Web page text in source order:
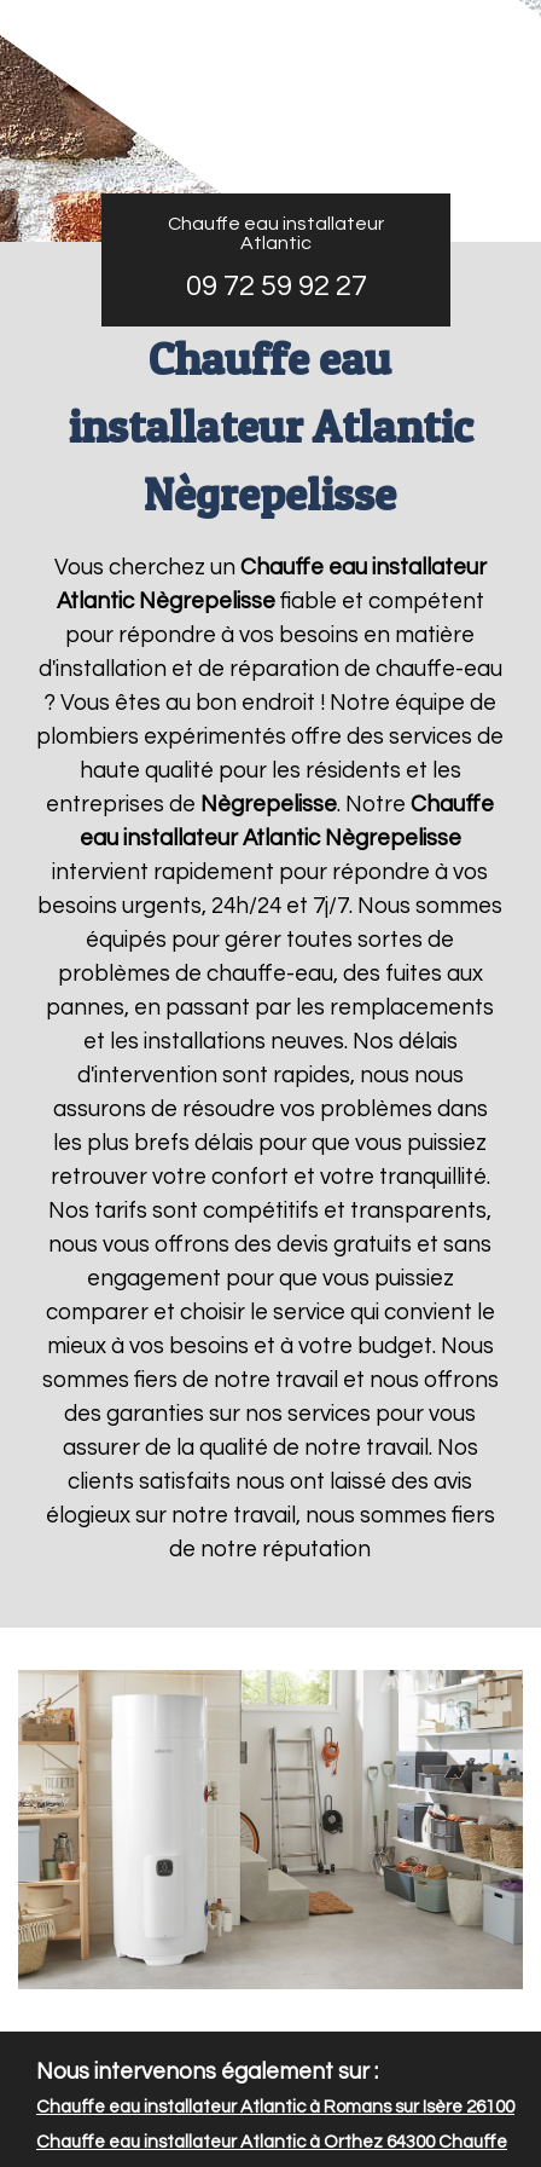
Chauffe eau installateur
Atlantic
09 72 59 92 27
Chauffe eau
installateur Atlantic
Nègrepelisse
Vous cherchez un Chauffe eau installateur
Atlantic Nègrepelissefiable et compétent
pour répondre à vos besoins en matière
d'installation et de réparation de chauffe-eau
? Vous êtes au bon endroit ! Notre équipe de
plombiers expérimentés offre des services de
haute qualité pour les résidents et les
entreprises de Nègrepelisse. NotreChauffe
eau installateur Atlantic Nègrepelisse
intervient rapidement pour répondre à vos
besoins urgents, 24h/24 et 7j/7. Nous sommes
équipés pour gérer toutes sortes de
problèmes de chauffe-eau, des fuites aux
pannes, en passant par les remplacements
et les installations neuves. Nos délais
d'intervention sont rapides, nous nous
assurons de résoudre vos problèmes dans
les plus brefs délais pour que vous puissiez
retrouver votre confort et votre tranquillité.
Nos tarifs sont compétitifs et transparents,
nous vous offrons des devis gratuits et sans
engagement pour que vous puissiez
comparer et choisir le service qui convient le
mieux à vos besoins et à votre budget. Nous
sommes fiers de notre travail et nous offrons
des garanties sur nos services pour vous
assurer de la qualité de notre travail. Nos
clients satisfaits nous ont laissé des avis
élogieux sur notre travail, nous sommes fiers
de notre réputation
Nous intervenons également sur :
Chauffe eau installateur Atlantic à Romans sur Isère 26100
Chauffe eau installateur Atlantic à Orthez 64300Chauffe